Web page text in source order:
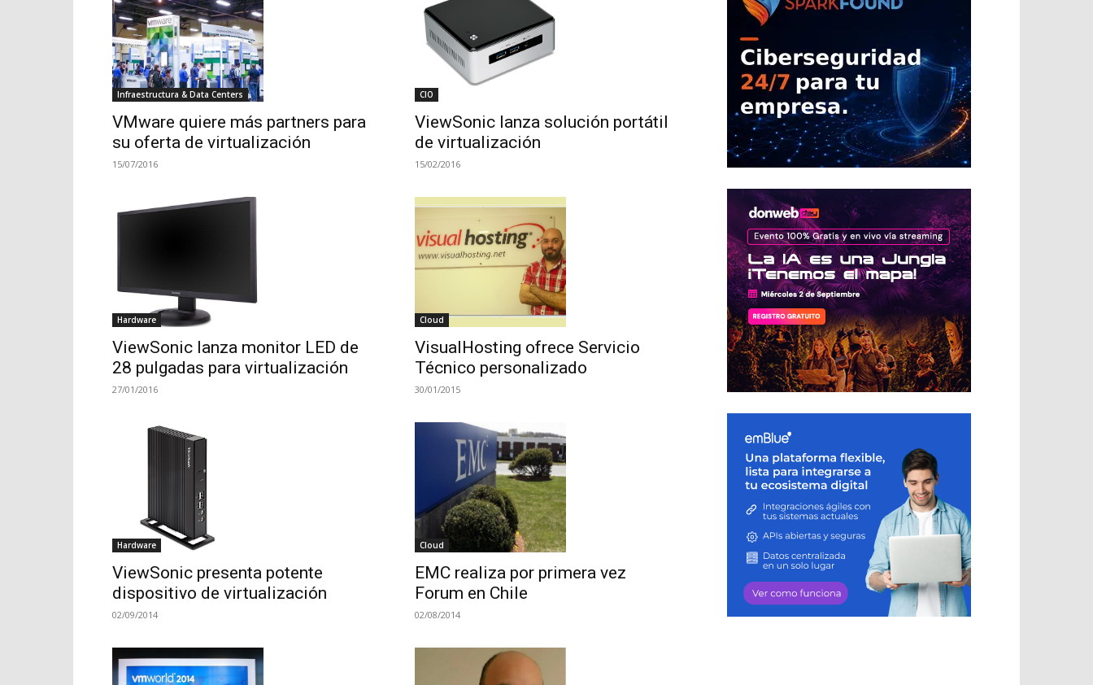
Infraestructura & Data Centers
VMware quiere más partners para
su oferta de virtualización
15/07/2016
CIO
ViewSonic lanza solución portátil
de virtualización
15/02/2016
Hardware
ViewSonic lanza monitor LED de
28 pulgadas para virtualización
27/01/2016
Cloud
VisualHosting ofrece Servicio
Técnico personalizado
30/01/2015
Hardware
ViewSonic presenta potente
dispositivo de virtualización
02/09/2014
Cloud
EMC realiza por primera vez
Forum en Chile
02/08/2014